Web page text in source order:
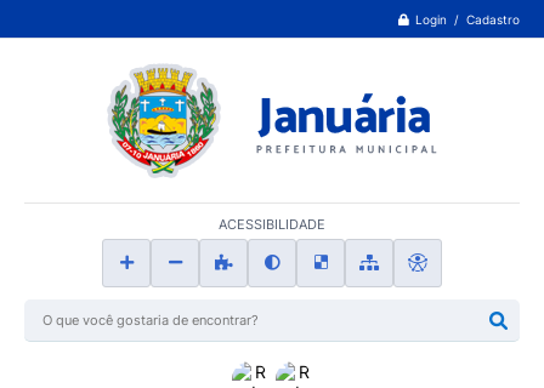
Login / Cadastro
ACESSIBILIDADE